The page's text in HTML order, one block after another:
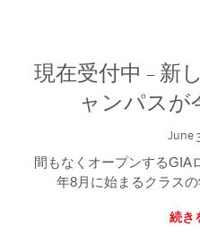
現在受付中 – 新
ャンパスが
June
間もなくオープンするGIA
年8月に始まるクラス
続き